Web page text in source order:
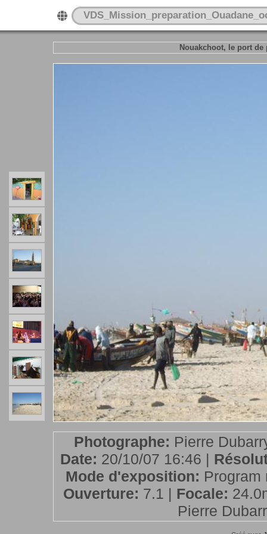
Nouakchoot, le port de
Photographe: Pierre
Date: 20/10/07 16:46 |
Mode d'exposition:
Ouverture: 7.1 | Focale:
Pierre